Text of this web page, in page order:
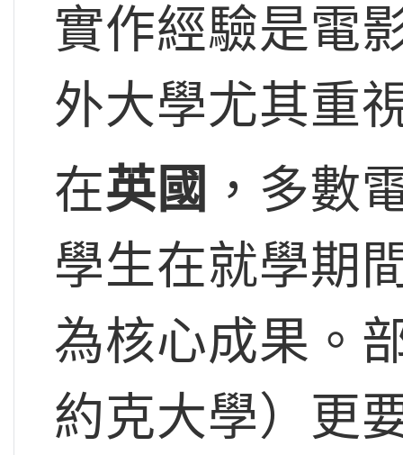
實作經驗是電
外大學尤其重
在英國 ，多數
學生在就學期
為核心成果。
約克大學）更